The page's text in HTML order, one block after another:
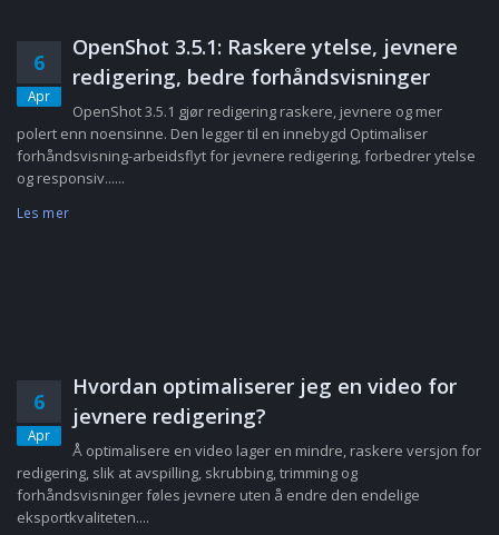
6
Apr
OpenShot 3.5.1: Raskere ytelse, jevnere
redigering, bedre forhåndsvisninger
OpenShot 3.5.1 gjør redigering raskere, jevnere og mer
polert enn noensinne. Den legger til en innebygd Optimaliser
forhåndsvisning-arbeidsflyt for jevnere redigering, forbedrer ytelse
og responsiv......
Les mer
6
Apr
Hvordan optimaliserer jeg en video for
jevnere redigering?
Å optimalisere en video lager en mindre, raskere versjon for
redigering, slik at avspilling, skrubbing, trimming og
forhåndsvisninger føles jevnere uten å endre den endelige
eksportkvaliteten....